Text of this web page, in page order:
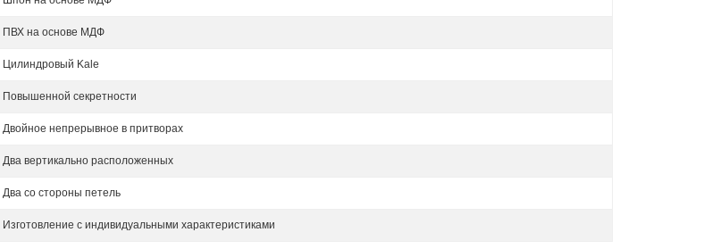
ПВХ на основе МДФ
Цилиндровый Kale
Повышенной секретности
Двойное непрерывное в притворах
Два вертикально расположенных
Два со стороны петель
Изготовление с индивидуальными характеристиками